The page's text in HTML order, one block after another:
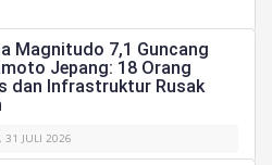
Magnitudo 7,1 Guncang
Jepang: 18 Orang
dan Infrastruktur Rusak
31 JULI 2026